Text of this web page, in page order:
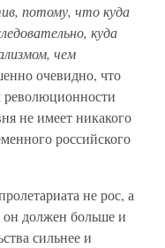
потому, что куда
куда
чем
очевидно, что
революционности
не имеет никакого
российского
не рос, а
он должен больше и
сильнее и